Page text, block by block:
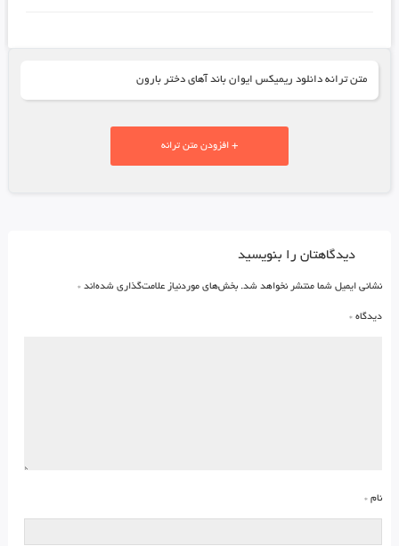
متن ترانه دانلود ریمیکس ایوان باند آهای دختر بارون
+ افزودن متن ترانه
دیدگاهتان را بنویسید
نشانی ایمیل شما منتشر نخواهد شد. بخش‌های موردنیاز علامت‌گذاری شده‌اند *
دیدگاه *
نام *